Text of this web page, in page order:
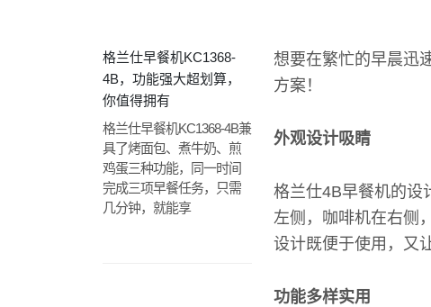
格兰仕早餐机KC1368-
4B，功能强大超划算，
你值得拥有
格兰仕早餐机KC1368-4B兼
具了烤面包、煮牛奶、煎
鸡蛋三种功能，同一时间
完成三项早餐任务，只需
几分钟，就能享
想要在繁忙的早晨迅
方案！
外观设计吸睛
格兰仕4B早餐机的设
左侧，咖啡机在右侧
设计既便于使用，又
功能多样实用